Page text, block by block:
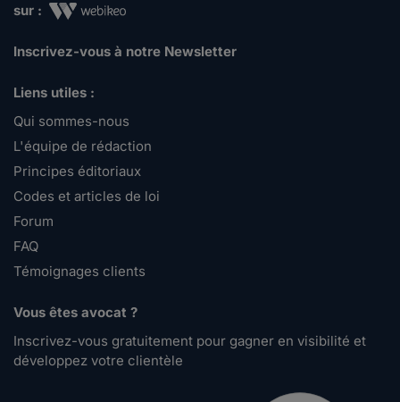
sur :
Inscrivez-vous à notre Newsletter
Liens utiles :
Qui sommes-nous
L'équipe de rédaction
Principes éditoriaux
Codes et articles de loi
Forum
FAQ
Témoignages clients
Vous êtes avocat ?
Inscrivez-vous gratuitement pour gagner en visibilité et
développez votre clientèle